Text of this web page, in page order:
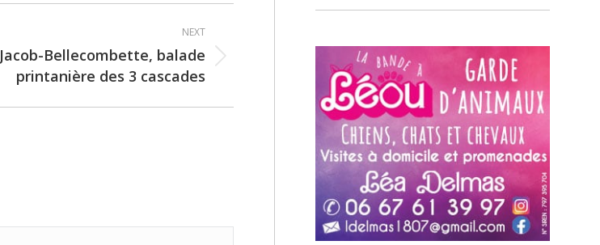
NEXT
Jacob-Bellecombette, balade
printanière des 3 cascades